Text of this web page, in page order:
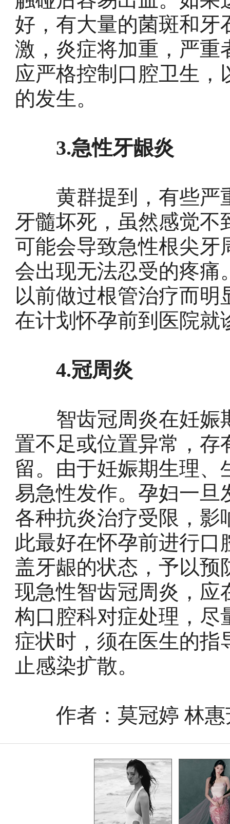
好，有大量的菌斑和牙
激，炎症将加重，严重
应严格控制口腔卫生
的发生。
3.急性牙龈炎
黄群提到，有些严
牙髓坏死，虽然感觉
可能会导致急性根尖牙
会出现无法忍受的疼痛
以前做过根管治疗而
在计划怀孕前到医院就
4.冠周炎
智齿冠周炎在妊娠
置不足或位置异常，存
留。由于妊娠期生理
易急性发作。孕妇一旦
各种抗炎治疗受限，影
此最好在怀孕前进行
盖牙龈的状态，予以预
现急性智齿冠周炎，应
构口腔科对症处理，尽
症状时，须在医生的指
止感染扩散。
作者：莫冠婷 林惠